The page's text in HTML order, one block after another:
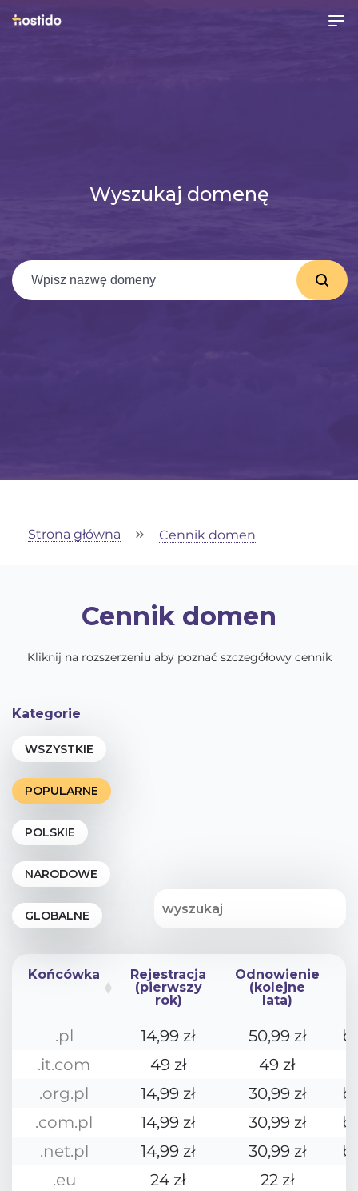
Wyszukaj domenę
Strona główna Cennik domen
Cennik domen
Kliknij na rozszerzeniu aby poznać szczegółowy cennik
Kategorie
Końcówka
Rejestracja
(pierwszy
rok)
Odnowienie
(kolejne
lata)
Końcówka
Rejestracja
(pierwszy
Odnowienie
(kolejne
.pl 14,99 zł 50,99 zł
.it.com
49 zł
49 zł
.org.pl
14,99 zł 30,99 zł
.com.pl
14,99 zł 30,99 zł
.net.pl
14,99 zł 30,99 zł
.eu
24 zł
22 zł